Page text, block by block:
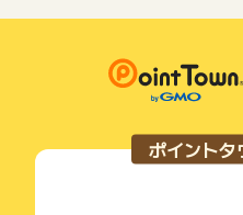
までお問い合わせください。
て一度でも同サービス・お買
ご利用前には、Cookieの削除
サービス・お買い物利用時に
法がある場合、必ずサイト上
各サービス・お買い物の獲得
れた時点の条件が適用されます
条件を達成しているかどうか
っているため、広告主はポイ
そのため、ポイントタウンの
広告主様に直接行わないよう
ポイントタ